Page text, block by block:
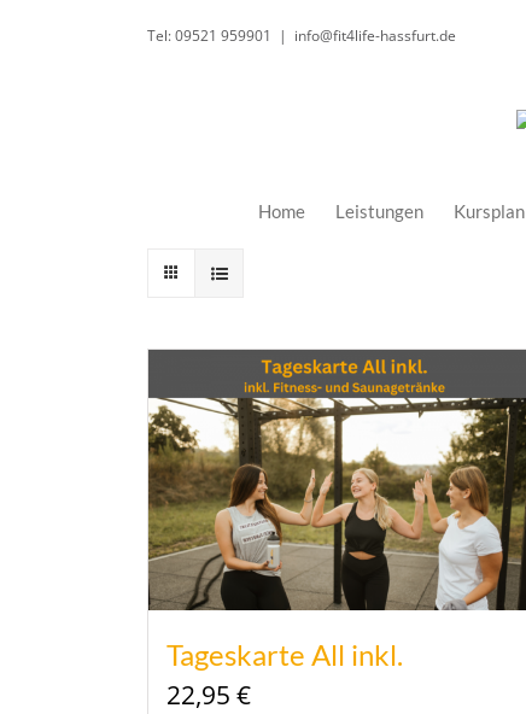
Tel: 09521 959901 | info@fit4life-hassfurt.de
Home Leistungen Kursplan
Tageskarte All inkl.
22,95 €